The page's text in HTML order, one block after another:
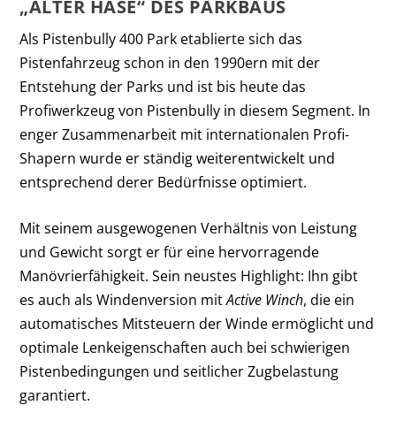
„ALTER HASE“ DES PARKBAUS
Als Pistenbully 400 Park etablierte sich das
Pistenfahrzeug schon in den 1990ern mit der
Entstehung der Parks und ist bis heute das
Profiwerkzeug von Pistenbully in diesem Segment. In
enger Zusammenarbeit mit internationalen Profi-
Shapern wurde er ständig weiterentwickelt und
entsprechend derer Bedürfnisse optimiert.
Mit seinem ausgewogenen Verhältnis von Leistung
und Gewicht sorgt er für eine hervorragende
Manövrierfähigkeit. Sein neustes Highlight: Ihn gibt
es auch als Windenversion mitActive Winch, die ein
automatisches Mitsteuern der Winde ermöglicht und
optimale Lenkeigenschaften auch bei schwierigen
Pistenbedingungen und seitlicher Zugbelastung
garantiert.